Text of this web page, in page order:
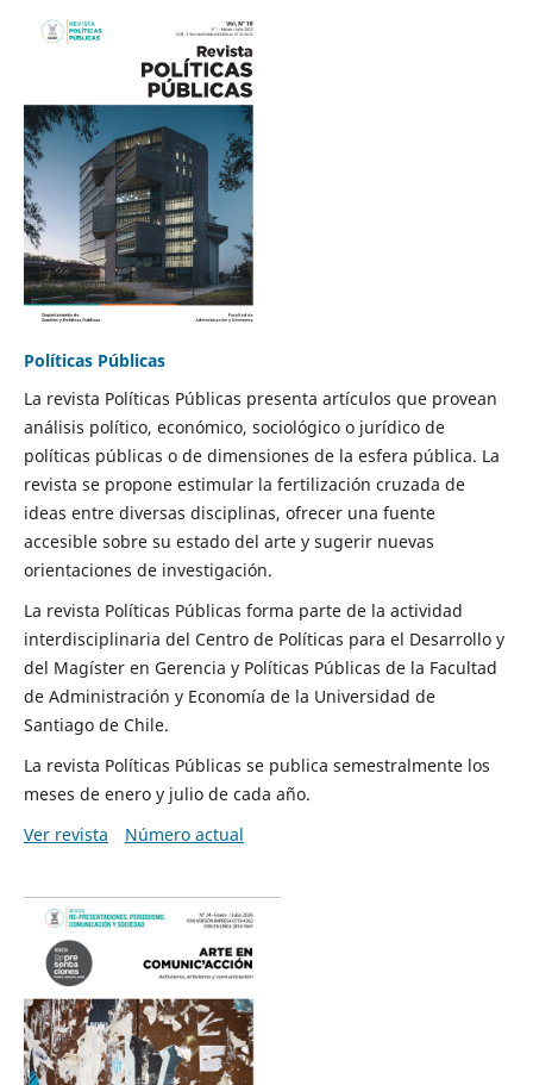
Políticas Públicas
La revista Políticas Públicas presenta artículos que provean
análisis político, económico, sociológico o jurídico de
políticas públicas o de dimensiones de la esfera pública. La
revista se propone estimular la fertilización cruzada de
ideas entre diversas disciplinas, ofrecer una fuente
accesible sobre su estado del arte y sugerir nuevas
orientaciones de investigación.
La revista Políticas Públicas forma parte de la actividad
interdisciplinaria del Centro de Políticas para el Desarrollo y
del Magíster en Gerencia y Políticas Públicas de la Facultad
de Administración y Economía de la Universidad de
Santiago de Chile.
La revista Políticas Públicas se publica semestralmente los
meses de enero y julio de cada año.
Ver revista
Número actual